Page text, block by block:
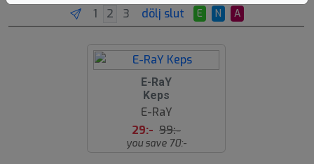
dölj slut E N A
E-RaY
Keps
E-RaY
29:- 99:-
you save 70:-